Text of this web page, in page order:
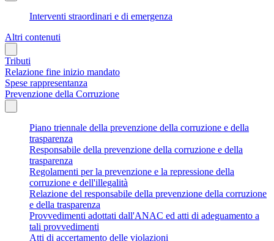
Interventi straordinari e di emergenza
Altri contenuti
Tributi
Relazione fine inizio mandato
Spese rappresentanza
Prevenzione della Corruzione
Piano triennale della prevenzione della corruzione e della
trasparenza
Responsabile della prevenzione della corruzione e della
trasparenza
Regolamenti per la prevenzione e la repressione della
corruzione e dell'illegalità
Relazione del responsabile della prevenzione della corruzione
e della trasparenza
Provvedimenti adottati dall'ANAC ed atti di adeguamento a
tali provvedimenti
Atti di accertamento delle violazioni